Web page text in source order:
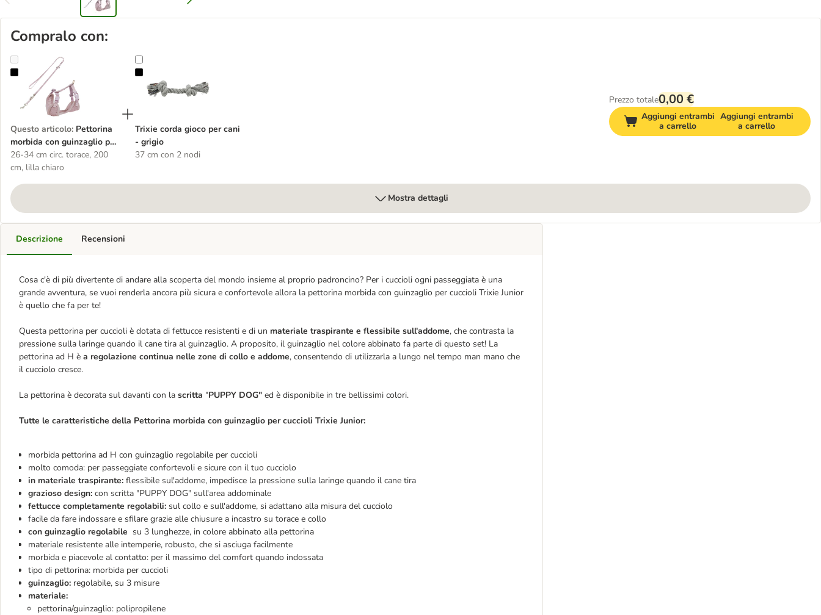
Compralo con:
Pettorina morbida con guinzaglio per cuccioli Trixie Junior
Questo articolo: Pettorina
morbida con guinzaglio per
cuccioli Trixie Junior
26-34 cm circ. torace, 200
cm, lilla chiaro
Trixie corda gioco per cani - grigio
Trixie corda gioco per cani
- grigio
37 cm con 2 nodi
Prezzo totale0,00 €
Aggiungi entrambi
a carrello
Aggiungi entrambi
a carrello
Mostra dettagli
Descrizione
Cosa c'è di più divertente di andare alla scoperta del mondo insieme al proprio padroncino? Per i cuccioli ogni passeggiata è una
grande avventura, se vuoi renderla ancora più sicura e confortevole allora la pettorina morbida con guinzaglio per cuccioli Trixie Junior
è quello che fa per te!
Questa pettorina per cuccioli è dotata di fettucce resistenti e di un materiale traspirante e flessibile sull'addome, che contrasta la
pressione sulla laringe quando il cane tira al guinzaglio. A proposito, il guinzaglio nel colore abbinato fa parte di questo set! La
pettorina ad H è a regolazione continua nelle zone di collo e addome, consentendo di utilizzarla a lungo nel tempo man mano che
il cucciolo cresce.
La pettorina è decorata sul davanti con la scritta "PUPPY DOG" ed è disponibile in tre bellissimi colori.
Tutte le caratteristiche della Pettorina morbida con guinzaglio per cuccioli Trixie Junior:
morbida pettorina ad H con guinzaglio regolabile per cuccioli
molto comoda: per passeggiate confortevoli e sicure con il tuo cucciolo
in materiale traspirante: flessibile sul'addome, impedisce la pressione sulla laringe quando il cane tira
grazioso design: con scritta "PUPPY DOG" sull'area addominale
fettucce completamente regolabili: sul collo e sull'addome, si adattano alla misura del cucciolo
facile da fare indossare e sfilare grazie alle chiusure a incastro su torace e collo
con guinzaglio regolabile su 3 lunghezze, in colore abbinato alla pettorina
materiale resistente alle intemperie, robusto, che si asciuga facilmente
morbida e piacevole al contatto: per il massimo del comfort quando indossata
tipo di pettorina: morbida per cuccioli
guinzaglio: regolabile, su 3 misure
materiale:
pettorina/guinzaglio: polipropilene
Recensioni